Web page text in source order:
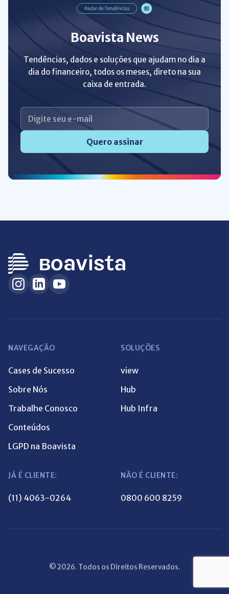
Boavista News
Tendências, dados e soluções que ajudam no dia a
dia do financeiro, todos os meses, direto na sua
caixa de entrada.
Quero assinar
NAVEGAÇÃO
Cases de Sucesso
Sobre Nós
Trabalhe Conosco
Conteúdos
LGPD na Boavista
SOLUÇÕES
view
Hub
Hub Infra
JÁ É CLIENTE:
(11) 4063-0264
NÃO É CLIENTE:
0800 600 8259
© 2026. Todos os Direitos Reservados.